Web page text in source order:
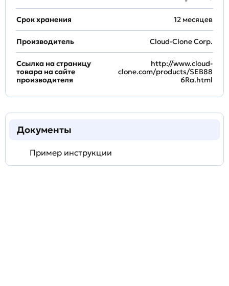
Срок хранения 12 месяцев
Производитель Cloud-Clone Corp.
Ссылка на страницу
товара на сайте
производителя
http://www.cloud-
clone.com/products/SEB88
6Ra.html
Документы
Пример инструкции